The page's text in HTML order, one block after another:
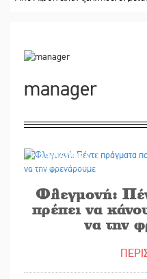
manager
23/06/2026
Φλεγμονή:
πρέπει να
να την